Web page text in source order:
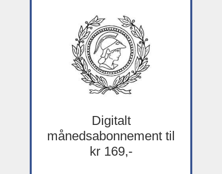
Digitalt
månedsabonnement til
kr 169,-